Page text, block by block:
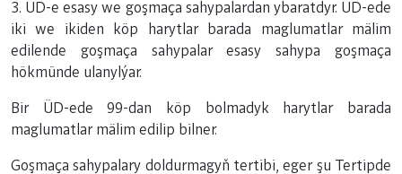
3. ÜD-e esasy we goşmaça sahypalardan ybaratdyr. ÜD-ede
iki we ikiden köp harytlar barada maglumatlar mälim
edilende goşmaça sahypalar esasy sahypa goşmaça
hökmünde ulanylýar.
Bir ÜD-ede 99-dan köp bolmadyk harytlar barada
maglumatlar mälim edilip bilner.
Goşmaça sahypalary doldurmagyň tertibi, eger şu Tertipde